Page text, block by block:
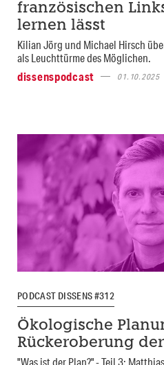
französischen
lernen lässt
Kilian Jörg und Michael Hirsch
als Leuchttürme des Möglichen.
dissenspodcast
01.10.2025
PODCAST DISSENS #312
Ökologische
Rückeroberung
"Was ist der Plan?" - Teil 3: